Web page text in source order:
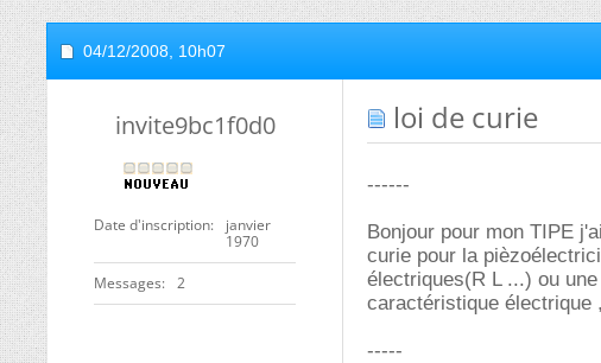
04/12/2008, 10h07
invite9bc1f0d0
Date d'inscription
janvier
1970
Messages 2
loi de curie
------
Bonjour pour mon TIPE
curie pour la
électriques(R L ...) ou
caractéristique électrique
-----